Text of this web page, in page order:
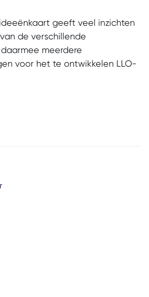
geeft veel inzichten
de verschillende
meerdere
voor het te ontwikkelen LLO-